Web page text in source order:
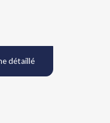
détaillé